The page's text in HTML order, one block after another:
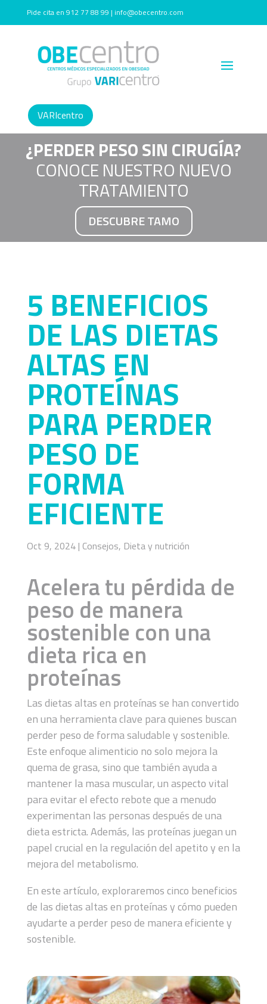
Pide cita en 912 77 88 99 | info@obecentro.com
VARIcentro
¿PERDER PESO SIN CIRUGÍA?
CONOCE NUESTRO NUEVO
TRATAMIENTO
DESCUBRE TAMO
5 BENEFICIOS
DE LAS DIETAS
ALTAS EN
PROTEÍNAS
PARA PERDER
PESO DE
FORMA
EFICIENTE
Oct 9, 2024| Consejos, Dieta y nutrición
Acelera tu pérdida de
peso de manera
sostenible con una
dieta rica en
proteínas
Las dietas altas en proteínas se han convertido
en una herramienta clave para quienes buscan
perder peso de forma saludable y sostenible.
Este enfoque alimenticio no solo mejora la
quema de grasa, sino que también ayuda a
mantener la masa muscular, un aspecto vital
para evitar el efecto rebote que a menudo
experimentan las personas después de una
dieta estricta. Además, las proteínas juegan un
papel crucial en la regulación del apetito y en la
mejora del metabolismo.
En este artículo, exploraremos cinco beneficios
de las dietas altas en proteínas y cómo pueden
ayudarte a perder peso de manera eficiente y
sostenible.